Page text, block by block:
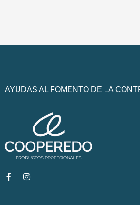
AYUDAS AL FOMENTO DE LA